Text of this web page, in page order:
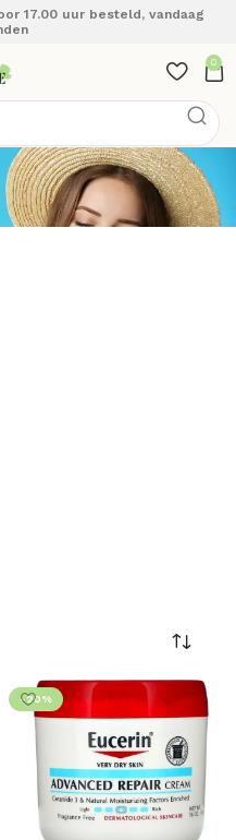
17.00 uur besteld, vandaag
0
-20%